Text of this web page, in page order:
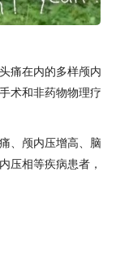
痛在内的多样颅内
术和非药物物理疗
、颅内压增高、脑
压相等疾病患者，